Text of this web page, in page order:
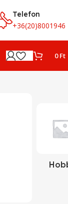
Telefon
+36(20)8001946
0Ft